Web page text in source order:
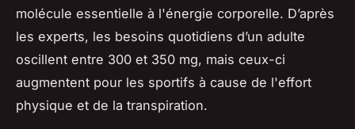
molécule essentielle à l'énergie corporelle. D’après
les experts, les besoins quotidiens d’un adulte
oscillent entre 300 et 350 mg, mais ceux-ci
augmentent pour les sportifs à cause de l'effort
physique et de la transpiration.